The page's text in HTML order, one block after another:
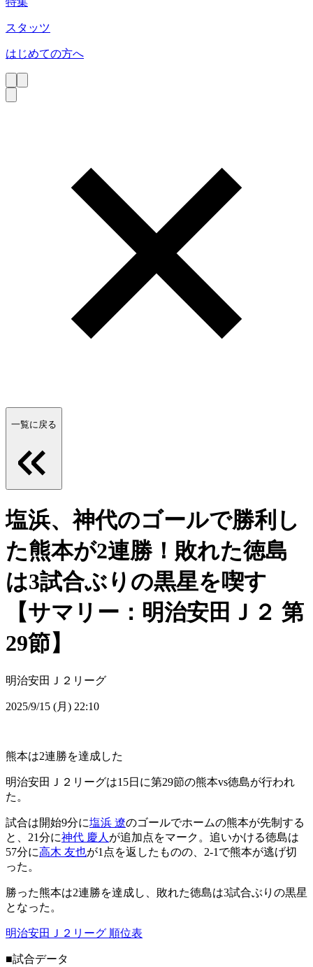
スタッツ
はじめての方へ
一覧に戻る
塩浜、神代のゴールで勝利し
た熊本が2連勝！敗れた徳島
は3試合ぶりの黒星を喫す
【サマリー：明治安田Ｊ２ 第
29節】
明治安田Ｊ２リーグ
2025/9/15 (月) 22:10
熊本は2連勝を達成した
明治安田Ｊ２リーグは15日に第29節の熊本vs徳島が行われ
た。
試合は開始9分に塩浜 遼のゴールでホームの熊本が先制する
と、21分に神代 慶人 が追加点をマーク。追いかける徳島は
57分に高木 友也が1点を返したものの、2-1で熊本が逃げ切
った。
勝った熊本は2連勝を達成し、敗れた徳島は3試合ぶりの黒星
となった。
明治安田Ｊ２リーグ 順位表
■試合データ